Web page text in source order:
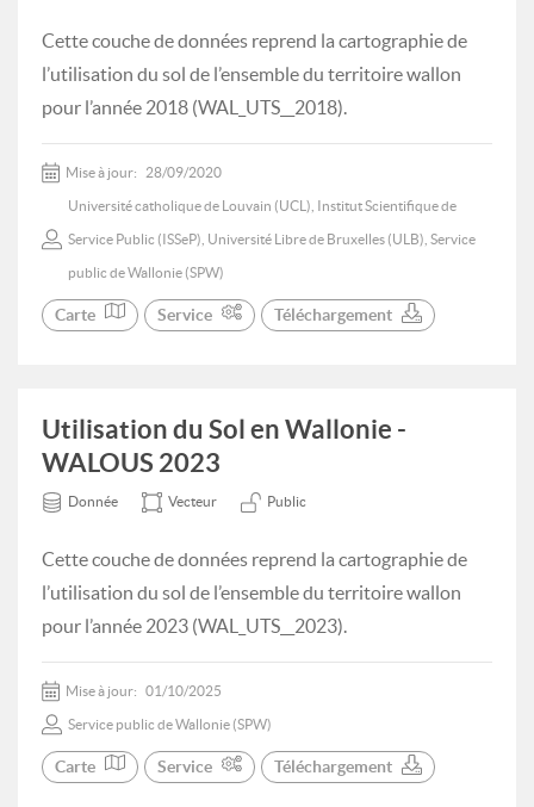
Cette couche de données reprend la cartographie de
l’utilisation du sol de l’ensemble du territoire wallon
pour l’année 2018 (WAL_UTS__2018).
Mise à jour: 28/09/2020
Université catholique de Louvain (UCL), Institut Scientifique de
Service Public (ISSeP), Université Libre de Bruxelles (ULB), Service
public de Wallonie (SPW)
Carte Service Téléchargement
Utilisation du Sol en Wallonie -
WALOUS 2023
Donnée Vecteur Public
Cette couche de données reprend la cartographie de
l’utilisation du sol de l’ensemble du territoire wallon
pour l’année 2023 (WAL_UTS__2023).
Mise à jour: 01/10/2025
Service public de Wallonie (SPW)
Carte Service Téléchargement